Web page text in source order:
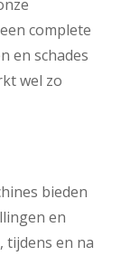
complete
en schades
wel zo
bieden
en
tijdens en na